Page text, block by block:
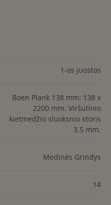
1-os juostos
Boen Plank 138 mm: 138 x
2200 mm. Viršutinio
kietmedžio sluoksnio storis
3.5 mm.
Medinės Grindys
14